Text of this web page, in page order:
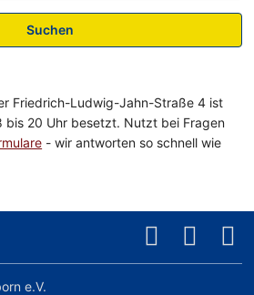
Suchen
Friedrich-Ludwig-Jahn-Straße 4 ist
bis 20 Uhr besetzt. Nutzt bei Fragen
- wir antworten so schnell wie
e.V.